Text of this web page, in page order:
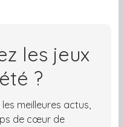
les jeux
?
meilleures actus,
de cœur de